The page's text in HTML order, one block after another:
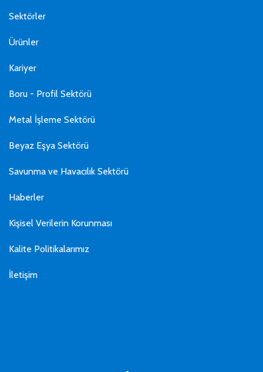
Sektörler
Ürünler
Kariyer
Boru - Profil Sektörü
Metal İşleme Sektörü
Beyaz Eşya Sektörü
Savunma ve Havacılık Sektörü
Haberler
Kişisel Verilerin Korunması
Kalite Politikalarımız
İletişim